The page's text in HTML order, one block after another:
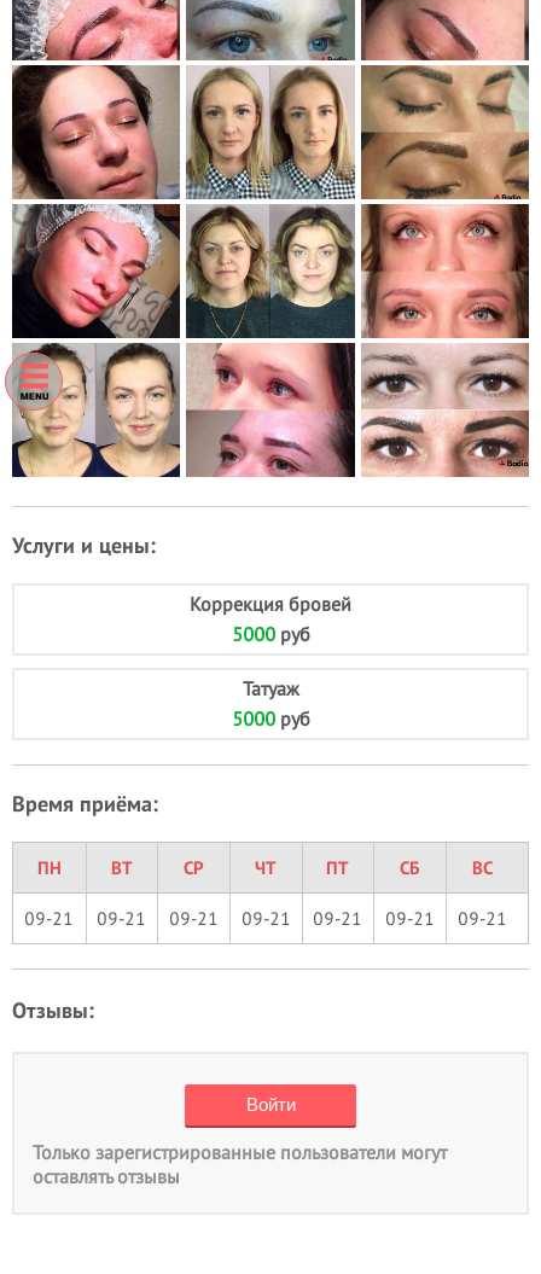
Услуги и цены:
Коррекция бровей
5000руб
Татуаж
5000руб
Время приёма:
ПН ВТ СР ЧТ ПТ СБ ВС
09-21 09-21 09-21 09-21 09-21 09-21 09-21
Отзывы:
Только зарегистрированные пользователи могут
оставлять отзывы